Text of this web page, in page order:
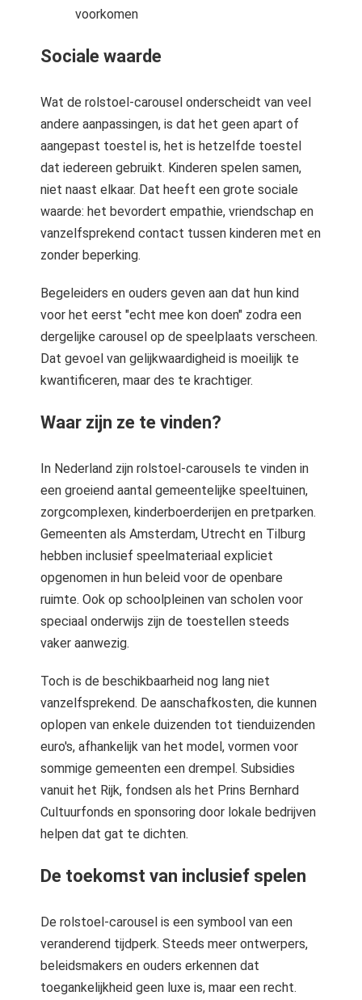
voorkomen
Sociale waarde
Wat de rolstoel-carousel onderscheidt van veel
andere aanpassingen, is dat het geen apart of
aangepast toestel is, het is hetzelfde toestel
dat iedereen gebruikt. Kinderen spelen samen,
niet naast elkaar. Dat heeft een grote sociale
waarde: het bevordert empathie, vriendschap en
vanzelfsprekend contact tussen kinderen met en
zonder beperking.
Begeleiders en ouders geven aan dat hun kind
voor het eerst "echt mee kon doen" zodra een
dergelijke carousel op de speelplaats verscheen.
Dat gevoel van gelijkwaardigheid is moeilijk te
kwantificeren, maar des te krachtiger.
Waar zijn ze te vinden?
In Nederland zijn rolstoel-carousels te vinden in
een groeiend aantal gemeentelijke speeltuinen,
zorgcomplexen, kinderboerderijen en pretparken.
Gemeenten als Amsterdam, Utrecht en Tilburg
hebben inclusief speelmateriaal expliciet
opgenomen in hun beleid voor de openbare
ruimte. Ook op schoolpleinen van scholen voor
speciaal onderwijs zijn de toestellen steeds
vaker aanwezig.
Toch is de beschikbaarheid nog lang niet
vanzelfsprekend. De aanschafkosten, die kunnen
oplopen van enkele duizenden tot tienduizenden
euro's, afhankelijk van het model, vormen voor
sommige gemeenten een drempel. Subsidies
vanuit het Rijk, fondsen als het Prins Bernhard
Cultuurfonds en sponsoring door lokale bedrijven
helpen dat gat te dichten.
De toekomst van inclusief spelen
De rolstoel-carousel is een symbool van een
veranderend tijdperk. Steeds meer ontwerpers,
beleidsmakers en ouders erkennen dat
toegankelijkheid geen luxe is, maar een recht.